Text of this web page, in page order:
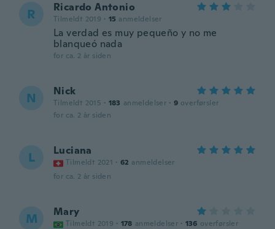
R Ricardo Antonio
Tilmeldt 2019 · 15 anmeldelser
La verdad es muy pequeño y no me
blanqueó nada
for ca. 2 år siden
N Nick
Tilmeldt 2015 · 183 anmeldelser · 9 overførsler
for ca. 2 år siden
L Luciana
Tilmeldt 2021 · 62 anmeldelser
for ca. 2 år siden
M Mary
Tilmeldt 2019 · 178 anmeldelser · 136 overførsler